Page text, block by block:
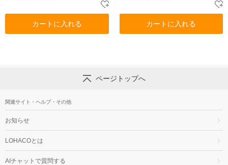
カートに入れる カートに入れる
ページトップへ
関連サイト・ヘルプ・その他
お知らせ
LOHACOとは
AIチャットで質問する